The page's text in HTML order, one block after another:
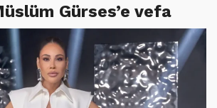
Gürses’e vefa